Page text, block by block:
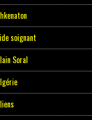
soignant
Soral